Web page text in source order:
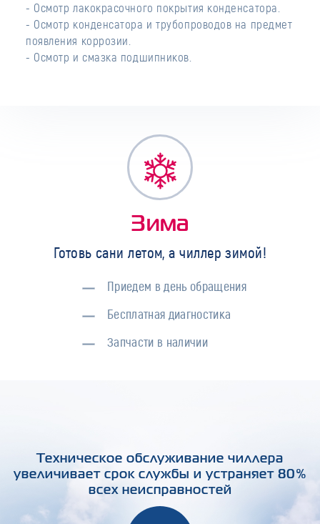
- Осмотр лакокрасочного покрытия конденсатора.
- Осмотр конденсатора и трубопроводов на предмет
появления коррозии.
- Осмотр и смазка подшипников.
Зима
Готовь сани летом, а чиллер зимой!
Приедем в день обращения
Бесплатная диагностика
Запчасти в наличии
Техническое обслуживание чиллера
увеличивает срок службы и устраняет 80%
всех неисправностей